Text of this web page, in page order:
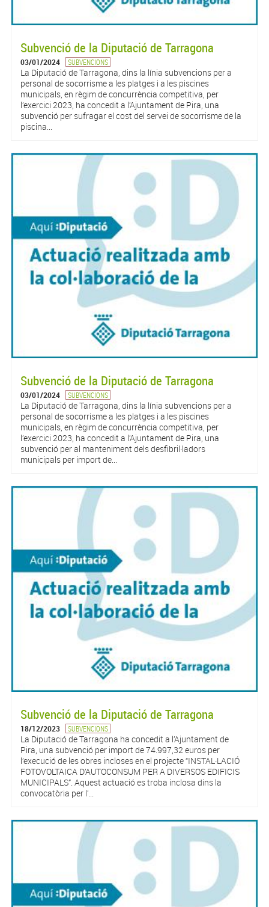
Subvenció de la Diputació de Tarragona
03/01/2024 SUBVENCIONS
La Diputació de Tarragona, dins la línia subvencions per a
personal de socorrisme a les platges i a les piscines
municipals, en règim de concurrència competitiva, per
l’exercici 2023, ha concedit a l’Ajuntament de Pira, una
subvenció per sufragar el cost del servei de socorrisme de la
piscina...
Subvenció de la Diputació de Tarragona
03/01/2024 SUBVENCIONS
La Diputació de Tarragona, dins la línia subvencions per a
personal de socorrisme a les platges i a les piscines
municipals, en règim de concurrència competitiva, per
l’exercici 2023, ha concedit a l’Ajuntament de Pira, una
subvenció per al manteniment dels desfibril·ladors
municipals per import de...
Subvenció de la Diputació de Tarragona
18/12/2023 SUBVENCIONS
La Diputació de Tarragona ha concedit a l’Ajuntament de
Pira, una subvenció per import de 74.997,32 euros per
l’execució de les obres incloses en el projecte “INSTAL·LACIÓ
FOTOVOLTAICA D’AUTOCONSUM PER A DIVERSOS EDIFICIS
MUNICIPALS”. Aquest actuació es troba inclosa dins la
convocatòria per l’...